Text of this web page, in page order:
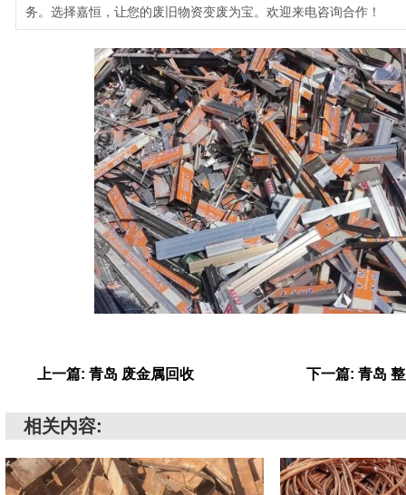
务。选择嘉恒，让您的废旧物资变废为宝。欢迎来电咨询合作！
上一篇: 青岛 废金属回收 下一篇: 青岛
相关内容: